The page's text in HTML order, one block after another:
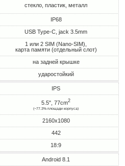
стекло, пластик, металл
IP68
USB Type-C, jack 3.5mm
1 или 2 SIM (Nano-SIM),
карта памяти (отдельный слот)
на задней крышке
ударостойкий
IPS
5.5", 77cm2
(~77.3% площади корпуса)
2160x1080
442
18:9
Android 8.1